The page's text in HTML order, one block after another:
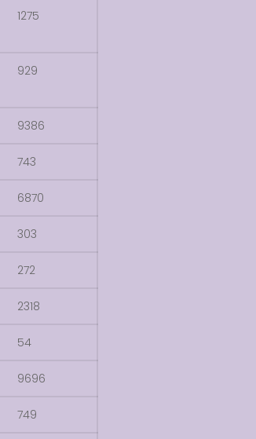
1275
929
9386
743
6870
303
272
2318
54
9696
749